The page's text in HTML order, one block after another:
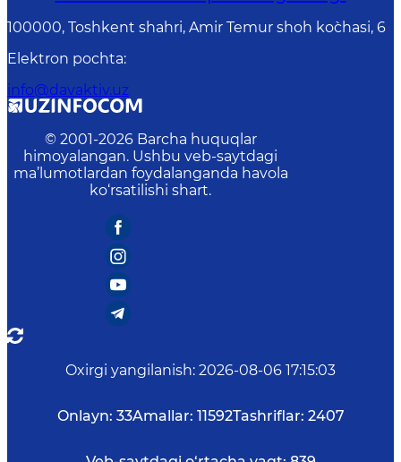
100000, Toshkent shahri, Amir Temur shoh ko`chasi, 6
Elektron pochta:
info@davaktiv.uz
© 2001-2026 Barcha huquqlar
himoyalangan. Ushbu veb-saytdagi
ma’lumotlardan foydalanganda havola
ko‘rsatilishi shart.
Oxirgi yangilanish: 2026-08-06 17:15:03
Onlayn: 33Amallar: 11592Tashriflar: 2407